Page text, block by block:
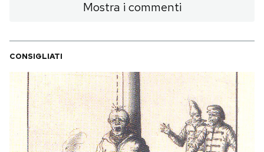
Mostra i commenti
CONSIGLIATI